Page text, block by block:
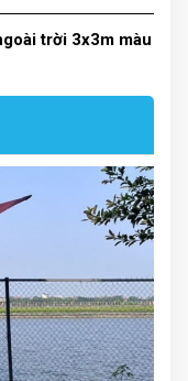
mà không cần
khi bạn không có
lại được nhanh
tích, và rất tiện
giống như là một
bạn có thể điều
trời 3x3m màu